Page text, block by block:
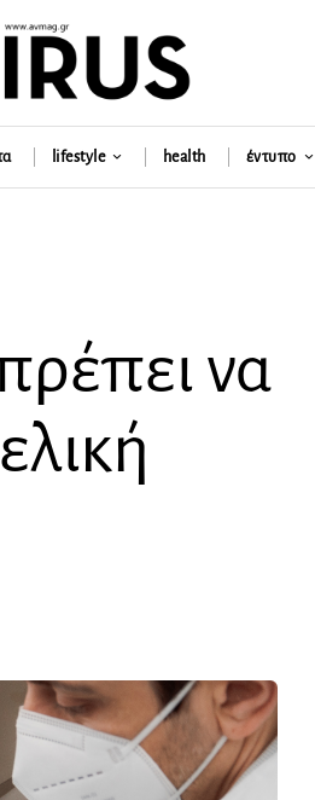
lifestyle health έντυπο
να